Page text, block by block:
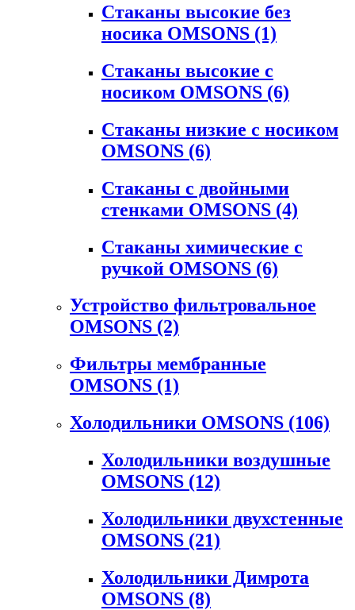
Стаканы высокие без
носика OMSONS (1)
Стаканы высокие с
носиком OMSONS (6)
Стаканы низкие с носиком
OMSONS (6)
Стаканы с двойными
стенками OMSONS (4)
Стаканы химические с
ручкой OMSONS (6)
Устройство фильтровальное
OMSONS (2)
Фильтры мембранные
OMSONS (1)
Холодильники OMSONS (106)
Холодильники воздушные
OMSONS (12)
Холодильники двухстенные
OMSONS (21)
Холодильники Димрота
OMSONS (8)